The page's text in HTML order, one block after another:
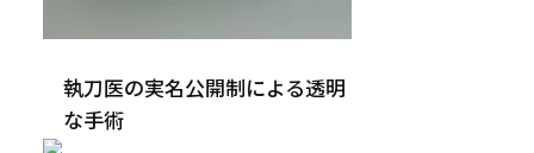
執刀医の実名公開制による透明
な手術